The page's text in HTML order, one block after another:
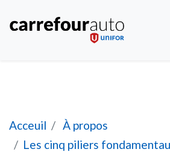
Acceuil
À propos
Les cinq piliers
Élargir le réseau des